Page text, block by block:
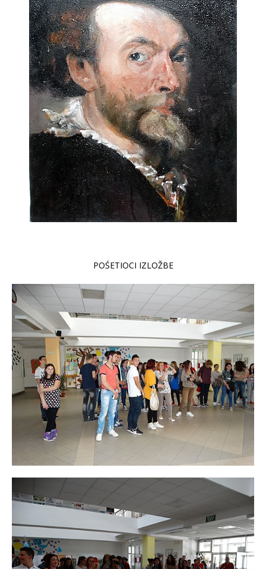
POŚETIOCI IZLOŽBE